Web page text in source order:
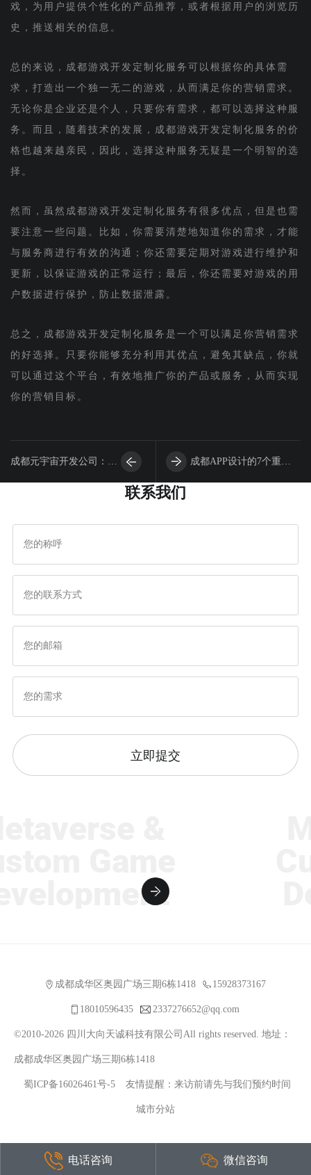
戏，为用户提供个性化的产品推荐，或者根据用户的浏览历
史，推送相关的信息。
总的来说，成都游戏开发定制化服务可以根据你的具体需
求，打造出一个独一无二的游戏，从而满足你的营销需求。
无论你是企业还是个人，只要你有需求，都可以选择这种服
务。而且，随着技术的发展，成都游戏开发定制化服务的价
格也越来越亲民，因此，选择这种服务无疑是一个明智的选
择。
然而，虽然成都游戏开发定制化服务有很多优点，但是也需
要注意一些问题。比如，你需要清楚地知道你的需求，才能
与服务商进行有效的沟通；你还需要定期对游戏进行维护和
更新，以保证游戏的正常运行；最后，你还需要对游戏的用
户数据进行保护，防止数据泄露。
总之，成都游戏开发定制化服务是一个可以满足你营销需求
的好选择。只要你能够充分利用其优点，避免其缺点，你就
可以通过这个平台，有效地推广你的产品或服务，从而实现
你的营销目标。
成都元宇宙开发公司：守 成都APP设计的7个重要
联系我们
立即提交
成都成华区奥园广场三期6栋1418 15928373167
18010596435 2337276652@qq.com
©2010-2026 四川大向天诚科技有限公司All rights reserved. 地址：
成都成华区奥园广场三期6栋1418
蜀ICP备16026461号-5 友情提醒：来访前请先与我们预约时间
城市分站
电话咨询 微信咨询